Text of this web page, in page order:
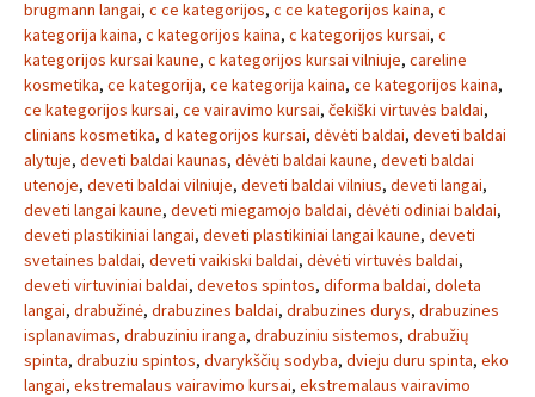
brugmann langai, c ce kategorijos, c ce kategorijos kaina, c
kategorija kaina, c kategorijos kaina, c kategorijos kursai, c
kategorijos kursai kaune, c kategorijos kursai vilniuje, careline
kosmetika, ce kategorija, ce kategorija kaina, ce kategorijos kaina,
ce kategorijos kursai, ce vairavimo kursai, čekiški virtuvės baldai,
clinians kosmetika, d kategorijos kursai, dėvėti baldai, deveti baldai
alytuje, deveti baldai kaunas, dėvėti baldai kaune, deveti baldai
utenoje, deveti baldai vilniuje, deveti baldai vilnius, deveti langai,
deveti langai kaune, deveti miegamojo baldai, dėvėti odiniai baldai,
deveti plastikiniai langai, deveti plastikiniai langai kaune, deveti
svetaines baldai, deveti vaikiski baldai, dėvėti virtuvės baldai,
deveti virtuviniai baldai, devetos spintos, diforma baldai, doleta
langai, drabužinė, drabuzines baldai, drabuzines durys, drabuzines
isplanavimas, drabuziniu iranga, drabuziniu sistemos, drabužių
spinta, drabuziu spintos, dvarykščių sodyba, dvieju duru spinta, eko
langai, ekstremalaus vairavimo kursai, ekstremalaus vairavimo